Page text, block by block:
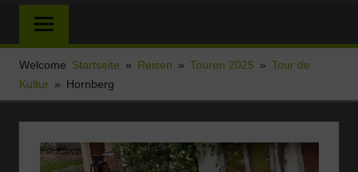
und
Stellplatzberichte
und
alles
Sonstige
rund
Welcome Startseite Reisen Touren 2025
Tour de
Kultur
Hornberg